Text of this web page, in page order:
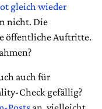
gleich wieder
nicht. Die
öffentliche Auftritte.
auch für
Check gefällig?